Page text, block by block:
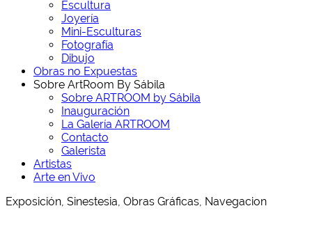
Escultura
Joyería
Mini-Esculturas
Fotografía
Dibujo
Obras no Expuestas
Sobre ArtRoom By Sábila
Sobre ARTROOM by Sábila
Inauguración
La Galería ARTROOM
Contacto
Galerista
Artistas
Arte en Vivo
Exposición, Sinestesia, Obras Gráficas, Navegacion